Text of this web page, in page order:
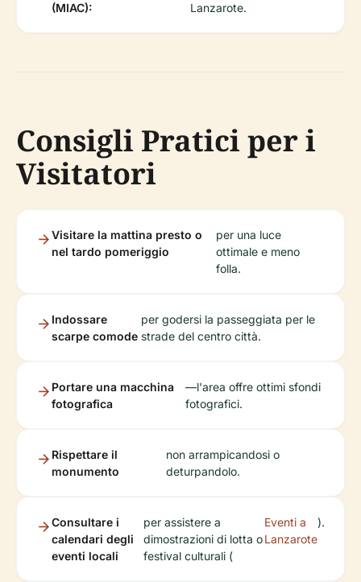
(MIAC):
Lanzarote.
Consigli Pratici per i
Visitatori
Visitare la mattina presto o
nel tardo pomeriggio
per una luce
ottimale e meno
folla.
Indossare
scarpe comode
per godersi la passeggiata per le
strade del centro città.
Portare una macchina
fotografica
—l'area offre ottimi sfondi
fotografici.
Rispettare il
monumento
non arrampicandosi o
deturpandolo.
Consultare i
calendari degli
eventi locali
per assistere a
dimostrazioni di lotta o
festival culturali (
Eventi a
Lanzarote
).